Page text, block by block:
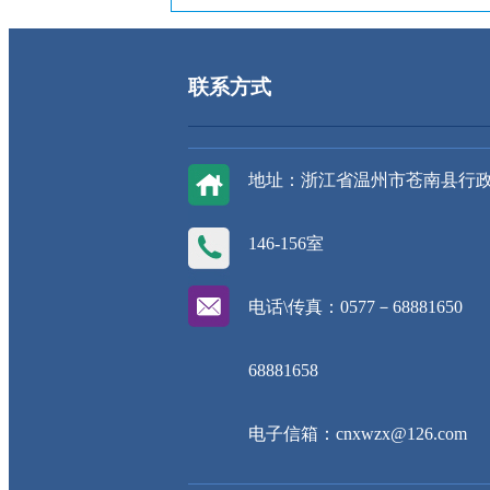
联系方式
地址：浙江省温州市苍南县行
146-156室
电话\传真：0577－68881650
68881658
电子信箱：cnxwzx@126.com